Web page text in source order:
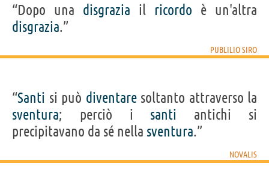
“Dopo una disgrazia il ricordo è un'altra
disgrazia.”
PUBLILIO SIRO
“Santi si può diventaresoltanto attraverso la
sventura; perciò i santi antichi si
precipitavano da sé nella sventura.”
NOVALIS